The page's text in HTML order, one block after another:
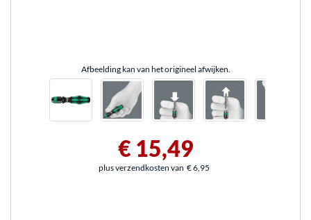
Afbeelding kan van het origineel afwijken.
€ 15,49
plus verzendkosten van € 6,95